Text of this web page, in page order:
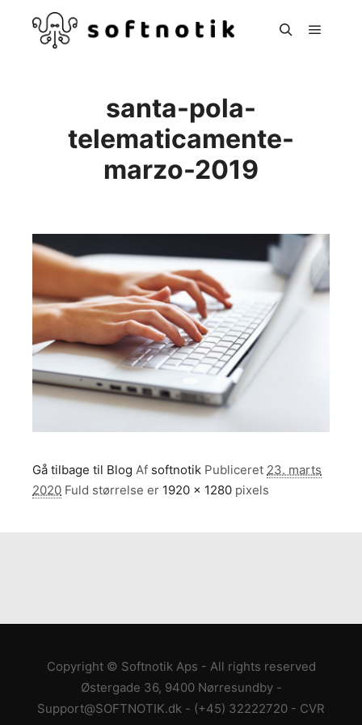
santa-pola-
telematicamente-
marzo-2019
Gå tilbage til Blog Af softnotik Publiceret 23. marts
2020 Fuld størrelse er 1920 × 1280 pixels
Copyright © Softnotik Aps - All rights reserved
Østergade 36, 9400 Nørresundby-
Support@SOFTNOTIK.dk - (+45) 32222720 - CVR